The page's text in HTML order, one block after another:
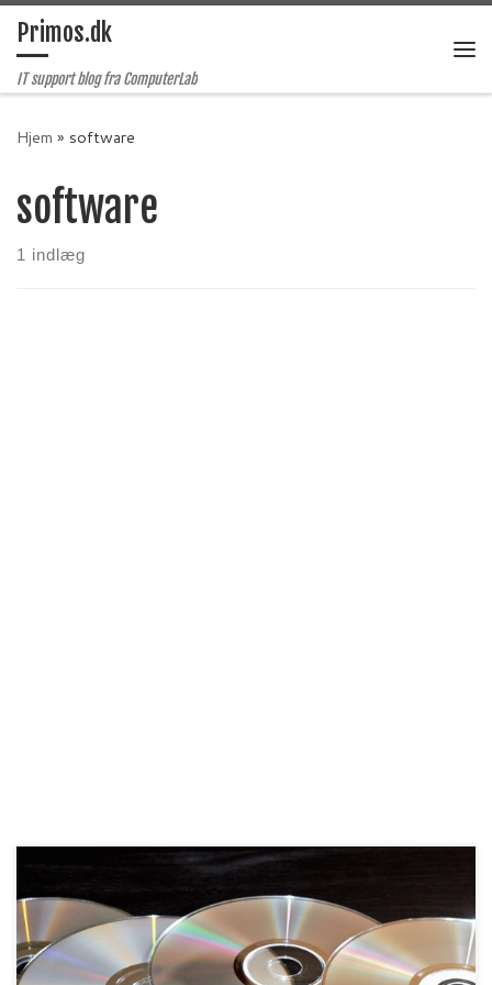
Fortsæt til indhold
Primos.dk
IT support blog fra ComputerLab
Hjem » software
software
1 indlæg
Hvis du vil have re-installeret din computer, men ikke har
nogen CD/DVD – hvad gør man så? Har du ikke et